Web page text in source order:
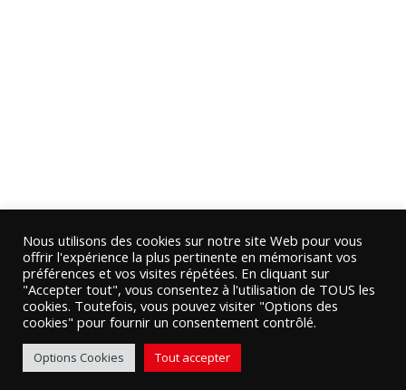
Nous utilisons des cookies sur notre site Web pour vous
offrir l'expérience la plus pertinente en mémorisant vos
préférences et vos visites répétées. En cliquant sur
"Accepter tout", vous consentez à l'utilisation de TOUS les
cookies. Toutefois, vous pouvez visiter "Options des
cookies" pour fournir un consentement contrôlé.
Options Cookies Tout accepter